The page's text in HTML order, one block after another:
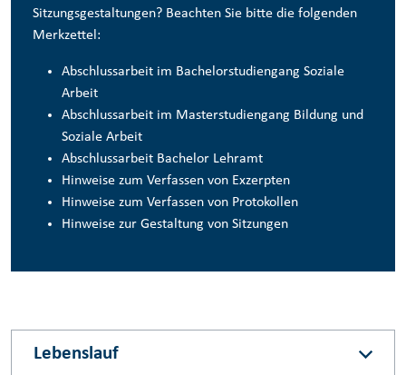
Sitzungsgestaltungen? Beachten Sie bitte die folgenden
Merkzettel:
Abschlussarbeit im Bachelorstudiengang Soziale
Arbeit
Abschlussarbeit im Masterstudiengang Bildung und
Soziale Arbeit
Abschlussarbeit Bachelor Lehramt
Hinweise zum Verfassen von Exzerpten
Hinweise zum Verfassen von Protokollen
Hinweise zur Gestaltung von Sitzungen
Lebenslauf